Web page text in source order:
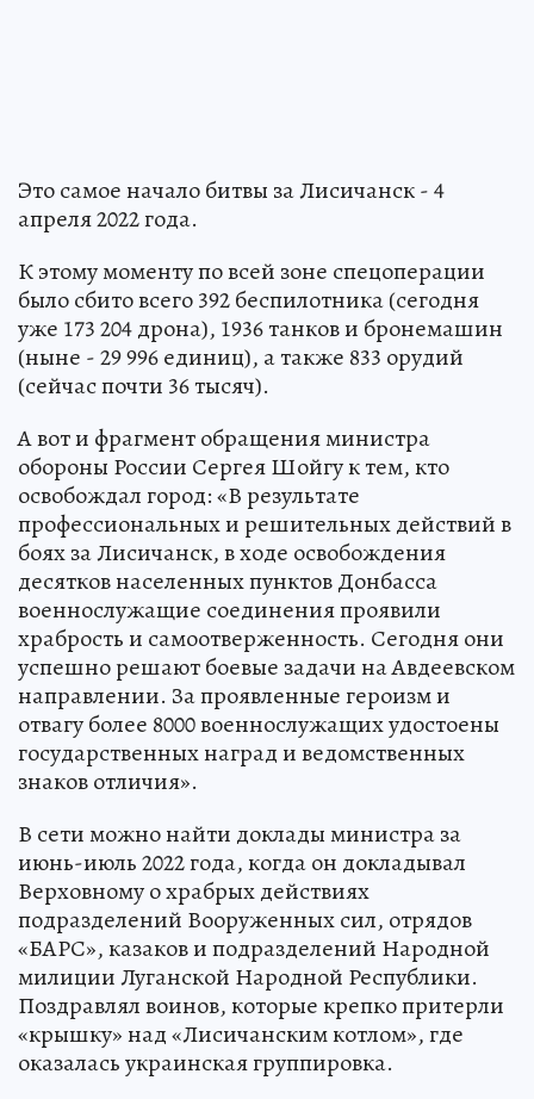
Это самое начало битвы за Лисичанск - 4
апреля 2022 года.
К этому моменту по всей зоне спецоперации
было сбито всего 392 беспилотника (сегодня
уже 173 204 дрона), 1936 танков и бронемашин
(ныне - 29 996 единиц), а также 833 орудий
(сейчас почти 36 тысяч).
А вот и фрагмент обращения министра
обороны России Сергея Шойгу к тем, кто
освобождал город: «В результате
профессиональных и решительных действий в
боях за Лисичанск, в ходе освобождения
десятков населенных пунктов Донбасса
военнослужащие соединения проявили
храбрость и самоотверженность. Сегодня они
успешно решают боевые задачи на Авдеевском
направлении. За проявленные героизм и
отвагу более 8000 военнослужащих удостоены
государственных наград и ведомственных
знаков отличия».
В сети можно найти доклады министра за
июнь-июль 2022 года, когда он докладывал
Верховному о храбрых действиях
подразделений Вооруженных сил, отрядов
«БАРС», казаков и подразделений Народной
милиции Луганской Народной Республики.
Поздравлял воинов, которые крепко притерли
«крышку» над «Лисичанским котлом», где
оказалась украинская группировка.